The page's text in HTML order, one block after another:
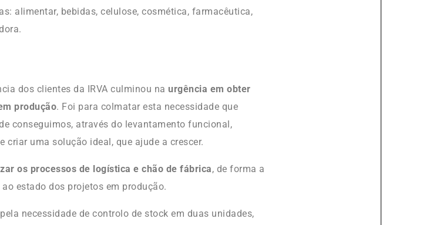
alimentar, bebidas, celulose, cosmética, farmacêutica,
dos clientes da IRVA culminou naurgência em obter
produção. Foi para colmatar esta necessidade que
conseguimos, através do levantamento funcional,
criar uma solução ideal, que ajude a crescer.
os processos de logística e chão de fábrica, de forma a
estado dos projetos em produção.
necessidade de controlo de stock em duas unidades,